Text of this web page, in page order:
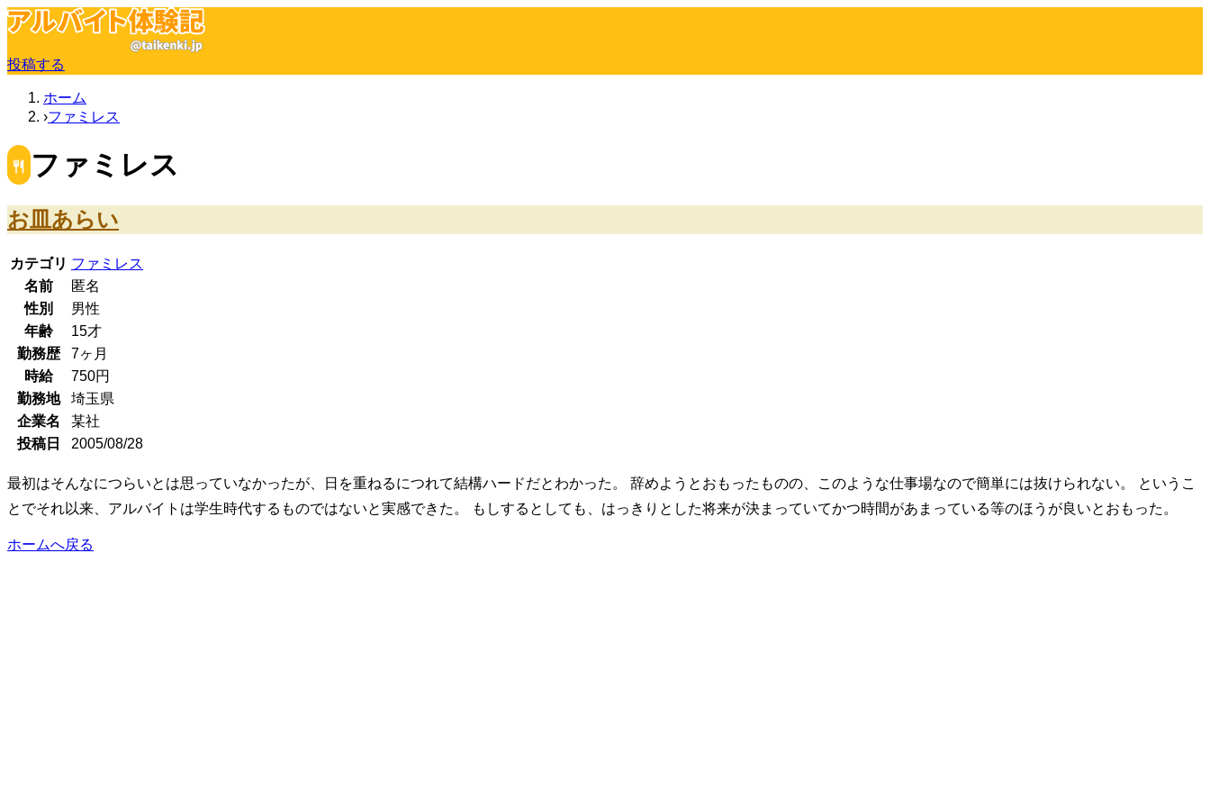
投稿する
ホーム
ファミレス
ファミレス
お皿あらい
カテゴリ ファミレス
名前
匿名
性別
男性
年齢
15才
勤務歴
7ヶ月
時給
750円
勤務地
埼玉県
企業名
某社
投稿日
2005/08/28
最初はそんなにつらいとは思っていなかったが、日を重ねるにつれて結構ハードだとわかった。 辞めようとおもったものの、このような仕事場なので簡単には抜けられない。 というこ
とでそれ以来、アルバイトは学生時代するものではないと実感できた。 もしするとしても、はっきりとした将来が決まっていてかつ時間があまっている等のほうが良いとおもった。
ホームへ戻る